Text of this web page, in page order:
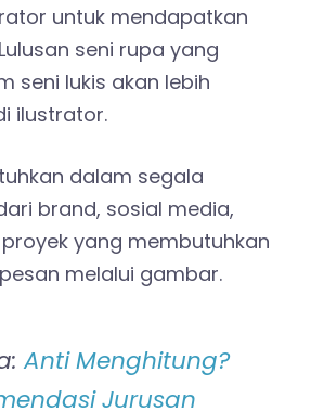
untuk mendapatkan
seni rupa yang
seni lukis akan lebih
ilustrator.
dalam segala
brand, sosial media,
yang membutuhkan
melalui gambar.
Anti Menghitung?
Jurusan